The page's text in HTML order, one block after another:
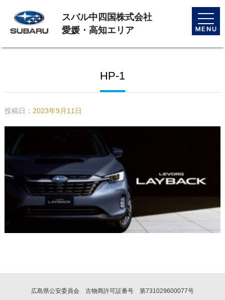
toggle
スバル中四国株式会社
愛媛・高知エリア
HP-1
投稿日： 2023年9月11日
広島県公安委員会 古物商許可証番号 第731029600077号